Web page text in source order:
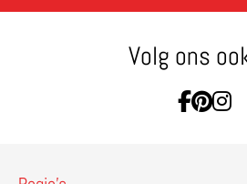
Volg ons
GaGa